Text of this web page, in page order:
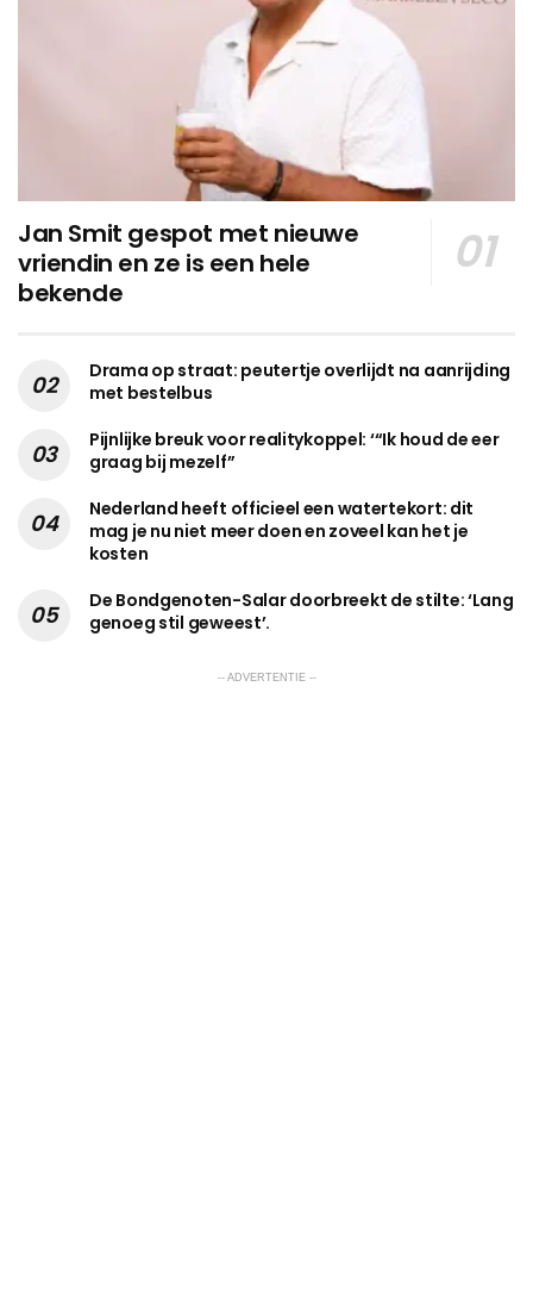
Jan Smit gespot met nieuwe
vriendin en ze is een hele
bekende
Drama op straat: peutertje overlijdt na aanrijding
met bestelbus
Pijnlijke breuk voor realitykoppel: ‘“Ik houd de eer
graag bij mezelf”
Nederland heeft officieel een watertekort: dit
mag je nu niet meer doen en zoveel kan het je
kosten
De Bondgenoten-Salar doorbreekt de stilte: ‘Lang
genoeg stil geweest’.
-- ADVERTENTIE --